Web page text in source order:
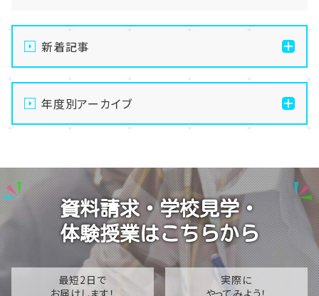
新着記事
【柏】夏休み明けの転校について
【柏】入試説明会、本格始動！体験授業日程のご案内✨
【柏】2026年🔸夏季休校期間(学習センタークローズ)
のお知らせ🔸
【柏】ねこカフェに行ってきました！
年度別アーカイブ
2025
2024
2023
2021
資料請求・学校見学・
体験授業はこちらから
最短2日で
お届けします！
実際に
やってみよう！